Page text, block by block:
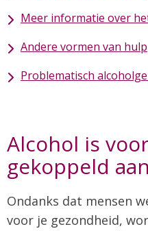
Meer informatie over
Andere vormen van hulp
Problematisch
Alcohol is
gekoppeld
Ondanks dat mensen
voor je gezondheid,